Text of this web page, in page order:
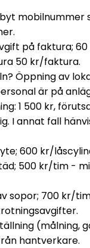
mobilnummer
på faktura; 60
50 kr/faktura.
Öppning av
är på
1 500 kr,
I annat fall
600 kr/
500 kr/tim -
sopor; 700 kr/
(målning,
hantverkare.